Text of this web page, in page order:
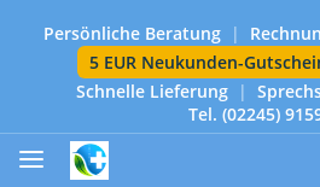
Persönliche Beratung |
5 EUR Neukunden-
Schnelle Lieferung
|
Tel. (02245)